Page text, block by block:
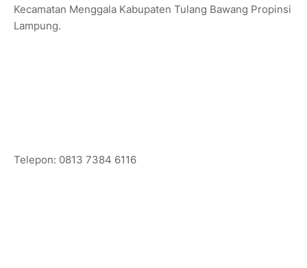
Kecamatan Menggala Kabupaten Tulang Bawang Propinsi
Lampung.
Telepon: 0813 7384 6116